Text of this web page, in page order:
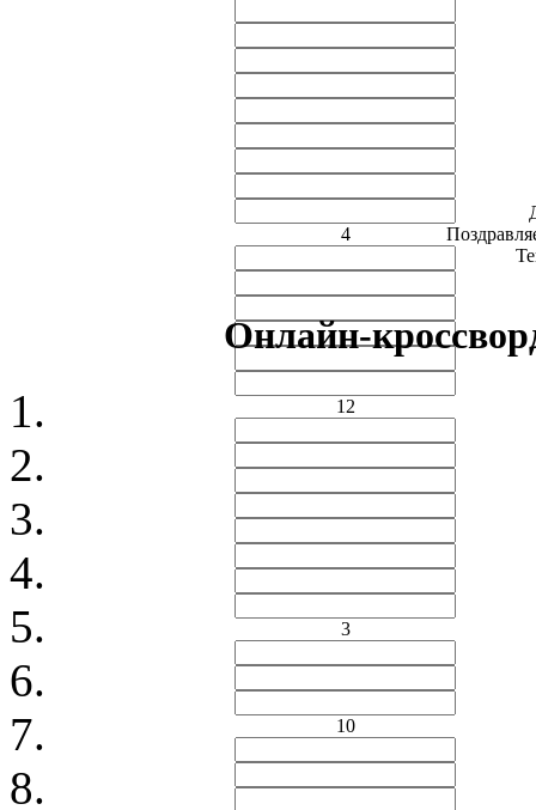
4
12
3
10
Онлайн-